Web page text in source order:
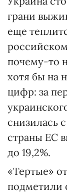
грани
еще
почему-то
хотя бы на
цифр: за
снизилась
страны ЕС
до 19,2%.
«Тертые»
подметили